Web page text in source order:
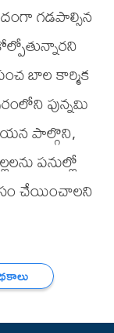
గడపాల్సిన
బాల కార్మిక
పున్నమి
పాల్గొని,
పనుల్లో
చేయించాలని